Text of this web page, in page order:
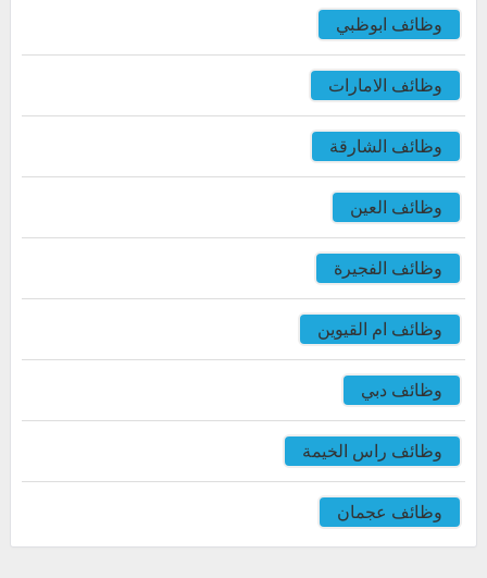
وظائف ابوظبي
وظائف الامارات
وظائف الشارقة
وظائف العين
وظائف الفجيرة
وظائف ام القيوين
وظائف دبي
وظائف راس الخيمة
وظائف عجمان